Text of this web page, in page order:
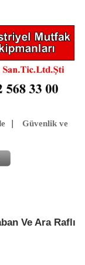
Güvenlik ve
Ve Ara Raflı